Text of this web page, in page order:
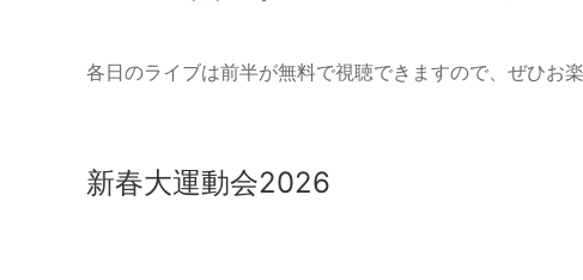
各日のライブは前半が無料で視聴できますので、ぜひお楽
新春大運動会2026